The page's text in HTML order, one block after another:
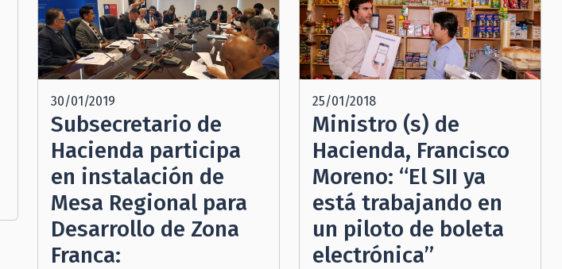
30/01/2019
Subsecretario de
Hacienda participa
en instalación de
Mesa Regional para
Desarrollo de Zona
Franca:
25/01/2018
Ministro (s) de
Hacienda, Francisco
Moreno: “El SII ya
está trabajando en
un piloto de boleta
electrónica”